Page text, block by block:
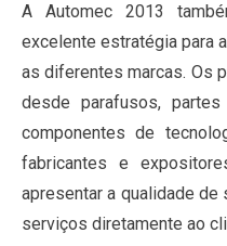
A Automec 2013
excelente estratégia para
as diferentes marcas. Os
desde parafusos,
componentes de
fabricantes e
apresentar a qualidade
serviços diretamente ao